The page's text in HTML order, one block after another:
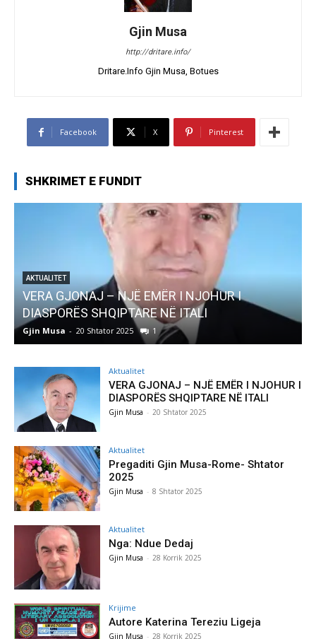
Gjin Musa
http://dritare.info/
Dritare.Info Gjin Musa, Botues
Facebook X Pinterest
SHKRIMET E FUNDIT
AKTUALITET
VERA GJONAJ – NJË EMËR I NJOHUR I
DIASPORËS SHQIPTARE NË ITALI
Gjin Musa - 20 Shtator 2025 1
Aktualitet
VERA GJONAJ – NJË EMËR I NJOHUR I
DIASPORËS SHQIPTARE NË ITALI
Gjin Musa - 20 Shtator 2025
Aktualitet
Pregaditi Gjin Musa-Rome- Shtator
2025
Gjin Musa - 8 Shtator 2025
Aktualitet
Nga: Ndue Dedaj
Gjin Musa - 28 Korrik 2025
Krijime
Autore Katerina Tereziu Ligeja
Gjin Musa - 28 Korrik 2025